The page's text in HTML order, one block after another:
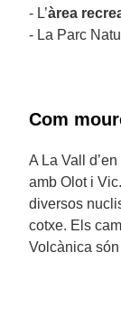
- L’àrea
- La Parc
Com
A La Vall
amb Olot i
diversos
cotxe. Els
Volcànica